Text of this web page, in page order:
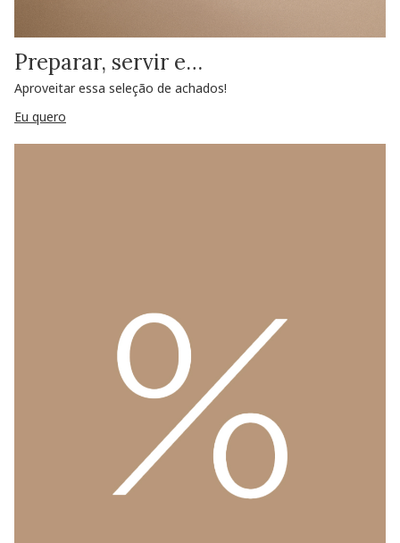
Preparar, servir e…
Aproveitar essa seleção de achados!
Eu quero